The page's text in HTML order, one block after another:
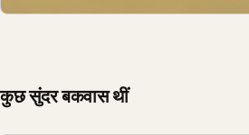
कुछ सुंदर बकवास थीं